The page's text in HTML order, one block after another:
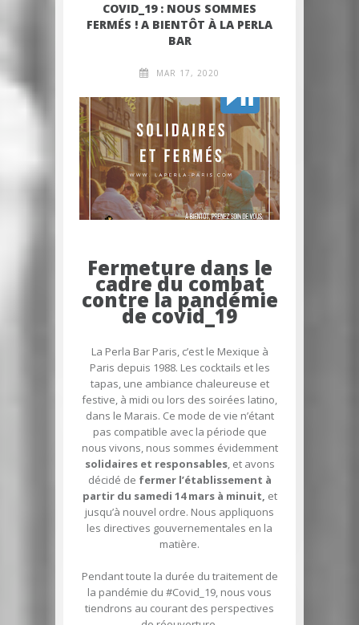
COVID_19 : NOUS SOMMES
FERMÉS ! A BIENTÔT À LA PERLA
BAR
MAR 17, 2020
Fermeture dans le
cadre du combat
contre la pandémie
de covid_19
La Perla Bar Paris, c’est le Mexique à
Paris depuis 1988. Les cocktails et les
tapas, une ambiance chaleureuse et
festive, à midi ou lors des soirées latino,
dans le Marais. Ce mode de vie n’étant
pas compatible avec la période que
nous vivons, nous sommes évidemment
solidaires et responsables, et avons
décidé de fermer l’établissement à
partir du samedi 14 mars à minuit, et
jusqu’à nouvel ordre. Nous appliquons
les directives gouvernementales en la
matière.
Pendant toute la durée du traitement de
la pandémie du #Covid_19, nous vous
tiendrons au courant des perspectives